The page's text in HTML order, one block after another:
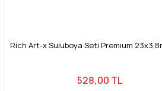
Rich Art-x Suluboya Seti Premıum
528,00 TL